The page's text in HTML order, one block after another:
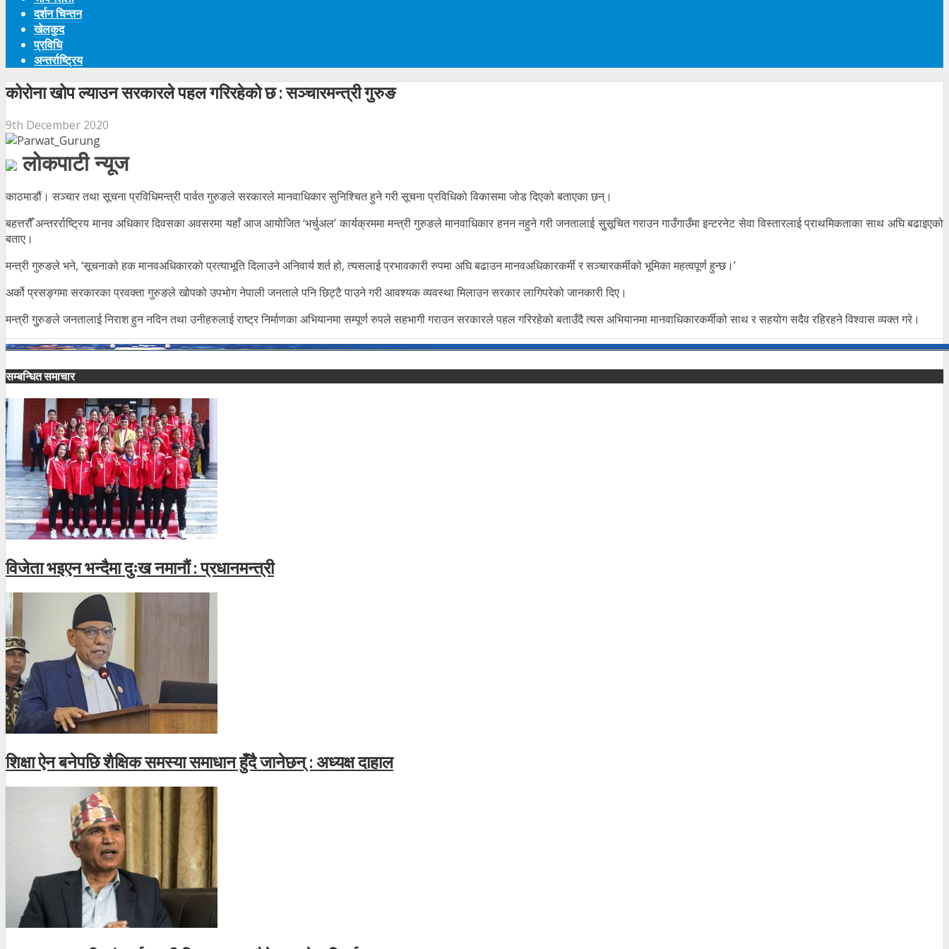
दर्शन चिन्तन
खेलकुद
प्रविधि
अन्तर्राष्ट्रिय
कोरोना खोप ल्याउन सरकारले पहल गरिरहेको छ : सञ्चारमन्त्री गुरुङ
9th December 2020
लोकपाटी न्यूज
काठमाडौं। सञ्चार तथा सूचना प्रविधिमन्त्री पार्वत गुरुङले सरकारले मानवाधिकार सुनिश्चित हुने गरी सूचना प्रविधिको विकासमा जोड दिएको बताएका छन्।
बहत्तरौँ अन्तरर्राष्ट्रिय मानव अधिकार दिवसका अवसरमा यहाँ आज आयोजित ‘भर्चुअल’ कार्यक्रममा मन्त्री गुरुङले मानवाधिकार हनन नहुने गरी जनतालाई सुुसूचित गराउन गाउँगाउँमा इन्टरनेट सेवा विस्तारलाई प्राथमिकताका साथ अघि बढाइएको
बताए।
मन्त्री गुरुङले भने, ‘सूचनाको हक मानवअधिकारको प्रत्याभूति दिलाउने अनिवार्य शर्त हो, त्यसलाई प्रभावकारी रुपमा अघि बढाउन मानवअधिकारकर्मी र सञ्चारकर्मीको भूमिका महत्वपूर्ण हुन्छ।’
अर्को प्रसङ्गमा सरकारका प्रवक्ता गुरुङले खोपको उपभोग नेपाली जनताले पनि छिट्टै पाउने गरी आवश्यक व्यवस्था मिलाउन सरकार लागिपरेको जानकारी दिए।
मन्त्री गुुरुङले जनतालाई निराश हुन नदिन तथा उनीहरुलाई राष्ट्र निर्माणका अभियानमा सम्पूर्ण रुपले सहभागी गराउन सरकारले पहल गरिरहेको बताउँदै त्यस अभियानमा मानवाधिकारकर्मीको साथ र सहयोग सदैव रहिरहने विश्वास व्यक्त गरे।
सम्बन्धित समाचार
विजेता भइएन भन्दैमा दुःख नमानौं : प्रधानमन्त्री
शिक्षा ऐन बनेपछि शैक्षिक समस्या समाधान हुँदै जानेछन् : अध्यक्ष दाहाल